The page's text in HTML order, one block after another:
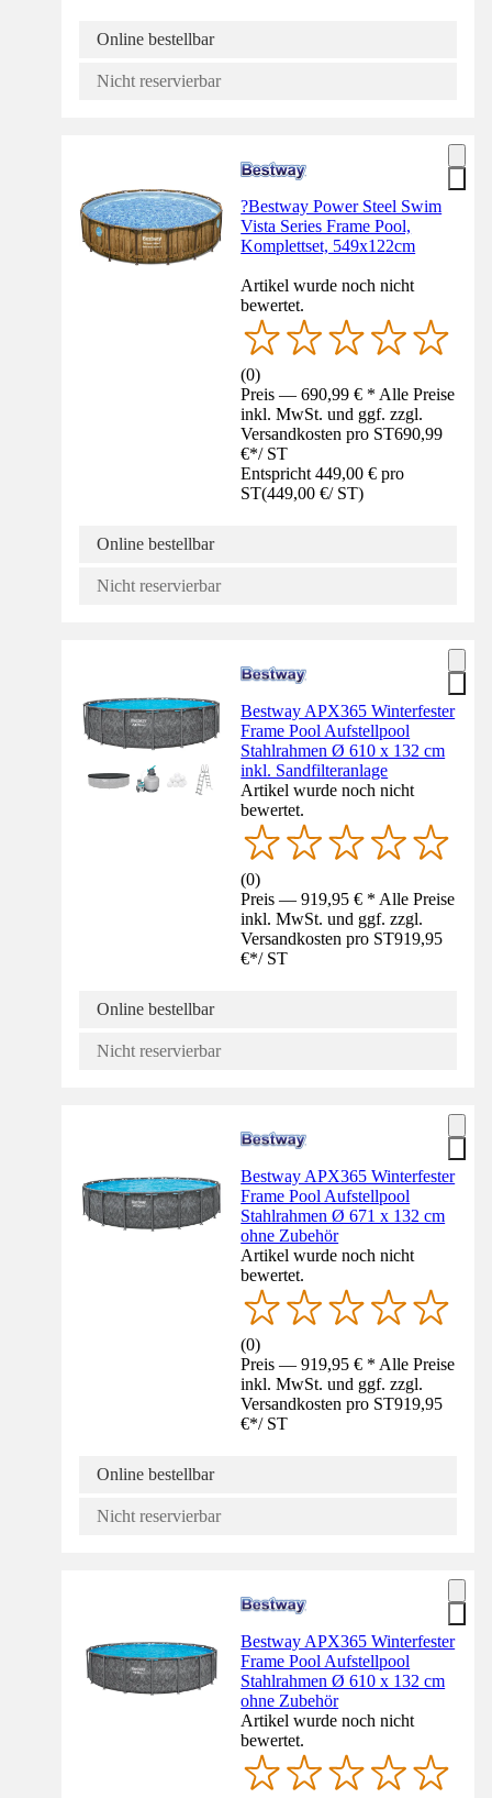
Online bestellbar
Nicht reservierbar
?Bestway Power Steel Swim
Vista Series Frame Pool,
Komplettset, 549x122cm
Artikel wurde noch nicht
bewertet.
(0)
Preis — 690,99 € * Alle Preise
inkl. MwSt. und ggf. zzgl.
Versandkosten pro ST690,99
€*/ ST
Entspricht 449,00 € pro
ST(449,00 €/ ST)
Online bestellbar
Nicht reservierbar
Bestway APX365 Winterfester
Frame Pool Aufstellpool
Stahlrahmen Ø 610 x 132 cm
inkl. Sandfilteranlage
Artikel wurde noch nicht
bewertet.
(0)
Preis — 919,95 € * Alle Preise
inkl. MwSt. und ggf. zzgl.
Versandkosten pro ST919,95
€*/ ST
Online bestellbar
Nicht reservierbar
Bestway APX365 Winterfester
Frame Pool Aufstellpool
Stahlrahmen Ø 671 x 132 cm
ohne Zubehör
Artikel wurde noch nicht
bewertet.
(0)
Preis — 919,95 € * Alle Preise
inkl. MwSt. und ggf. zzgl.
Versandkosten pro ST919,95
€*/ ST
Online bestellbar
Nicht reservierbar
Bestway APX365 Winterfester
Frame Pool Aufstellpool
Stahlrahmen Ø 610 x 132 cm
ohne Zubehör
Artikel wurde noch nicht
bewertet.